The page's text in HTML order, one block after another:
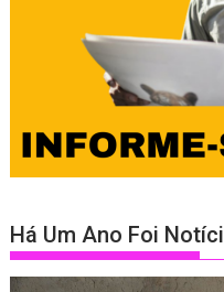
Há Um Ano Foi